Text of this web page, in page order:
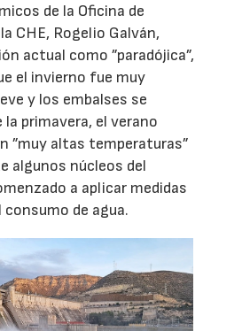
de la Oficina de
CHE, Rogelio Galván,
actual como ”paradójica”,
el invierno fue muy
y los embalses se
primavera, el verano
”muy altas temperaturas”
algunos núcleos del
a aplicar medidas
de agua.